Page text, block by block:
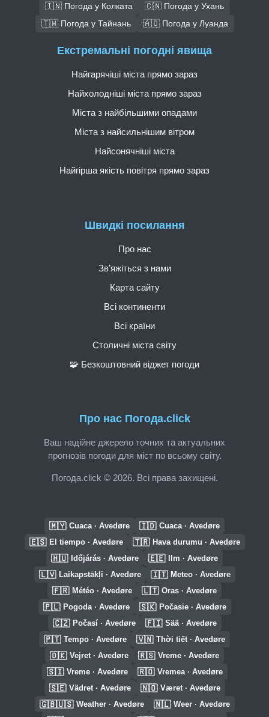
🇮🇳 Погода у Колката
🇨🇳 Погода у Ухань
🇹🇼 Погода у Тайнань
🇦🇴 Погода у Луанда
Про нас Погода.click
Ваш надійне джерело точних та актуальних
прогнозів погоди для міст по всьому світу.
Погода.click © 2026. Всі права захищені.
Швидкі посилання
Про нас
Зв’яжіться з нами
Карта сайту
Всі континенти
Всі країни
Столичні міста світу
🧩 Безкоштовний віджет погоди
Екстремальні погодні явища
Найгарячіші міста прямо зараз
Найхолодніші міста прямо зараз
Міста з найбільшими опадами
Міста з найсильнішим вітром
Найсонячніші міста
Найгірша якість повітря прямо зараз
🇲🇾 Cuaca · Avedøre 🇮🇩 Cuaca · Avedøre
🇪🇸 El tiempo · Avedøre 🇹🇷 Hava durumu · Avedøre
🇭🇺 Időjárás · Avedøre 🇪🇪 Ilm · Avedøre
🇱🇻 Laikapstākļi · Avedøre 🇮🇹 Meteo · Avedøre
🇫🇷 Météo · Avedøre 🇱🇹 Oras · Avedøre
🇵🇱 Pogoda · Avedøre 🇸🇰 Počasie · Avedøre
🇨🇿 Počasí · Avedøre 🇫🇮 Sää · Avedøre
🇵🇹 Tempo · Avedøre 🇻🇳 Thời tiết · Avedøre
🇩🇰 Vejret · Avedøre 🇷🇸 Vreme · Avedøre
🇸🇮 Vreme · Avedøre 🇷🇴 Vremea · Avedøre
🇸🇪 Vädret · Avedøre 🇳🇴 Været · Avedøre
🇬🇧🇺🇸 Weather · Avedøre 🇳🇱 Weer · Avedøre